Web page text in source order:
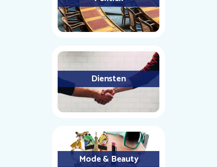
Diensten
Mode & Beauty